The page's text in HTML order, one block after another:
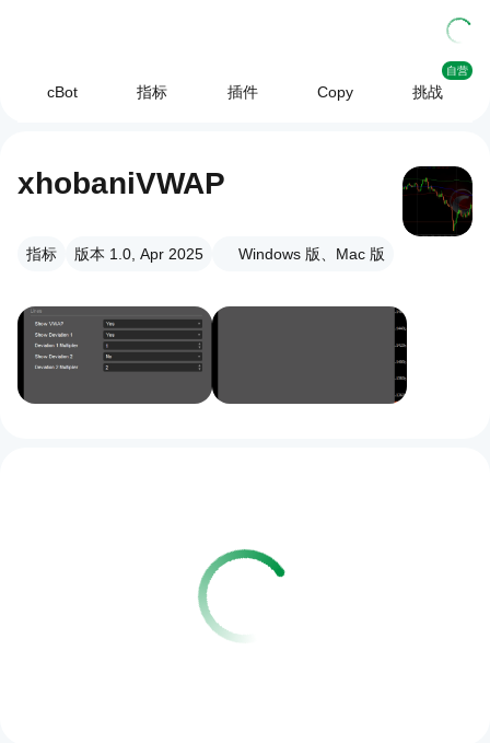
cBot 指标 插件 Copy 挑战
自营
xhobaniVWAP
指标 版本 1.0, Apr 2025 Windows 版、Mac 版